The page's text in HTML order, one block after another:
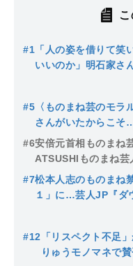
#1 「人の姿を借りて笑
いいのか」明石家さ
い、ものまねをやめ
#5 〈ものまね芸のモラ
さんがいたからこそ
を続けるきっかけと
#6安倍元首相ものまね
ATSUSHIものまね
は違う」
#7松本人志のものまね
１」に…芸人JP『ダ
本については「仕事
#12 「リスペクト不足
りゅうモノマネで